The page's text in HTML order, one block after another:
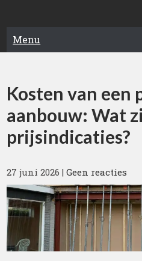
Menu
Kosten van een
aanbouw: Wat
prijsindicaties?
27 juni 2026 |Geen reacties